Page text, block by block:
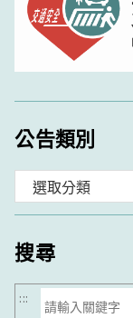
公告類別
類
搜尋
搜
:::